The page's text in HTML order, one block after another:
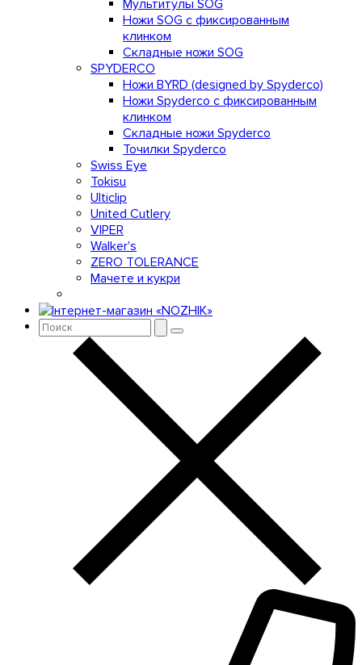
Мультитулы SOG
Ножи SOG с фиксированным
клинком
Складные ножи SOG
SPYDERCO
Ножи BYRD (designed by Spyderco)
Ножи Spyderco c фиксированным
клинком
Складные ножи Spyderco
Точилки Spyderco
Swiss Eye
Tokisu
Ulticlip
United Cutlery
VIPER
Walker's
ZERO TOLERANCE
Мачете и кукри